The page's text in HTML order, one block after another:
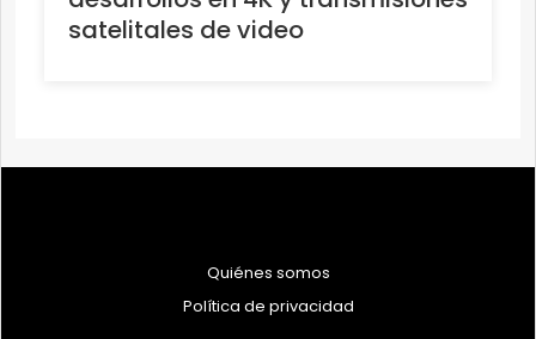
satelitales de video
Quiénes somos
Política de privacidad